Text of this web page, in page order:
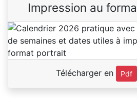
Impression au
Télécharger en Pdf